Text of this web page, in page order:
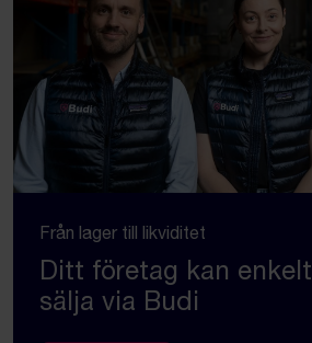
Från lager till likviditet
Ditt företag kan enkelt
sälja via Budi